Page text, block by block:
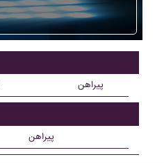
پیراهن
پیراهن